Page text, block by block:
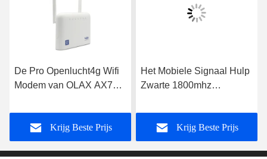
De Pro Openlucht4g Wifi
Modem van OLAX AX7
5000mah 300mbps
Krijg Beste Prijs
Het Mobiele Signaal Hulp
Zwarte 1800mhz
OLAX WR01 4G LTE
Krijg Beste Prijs